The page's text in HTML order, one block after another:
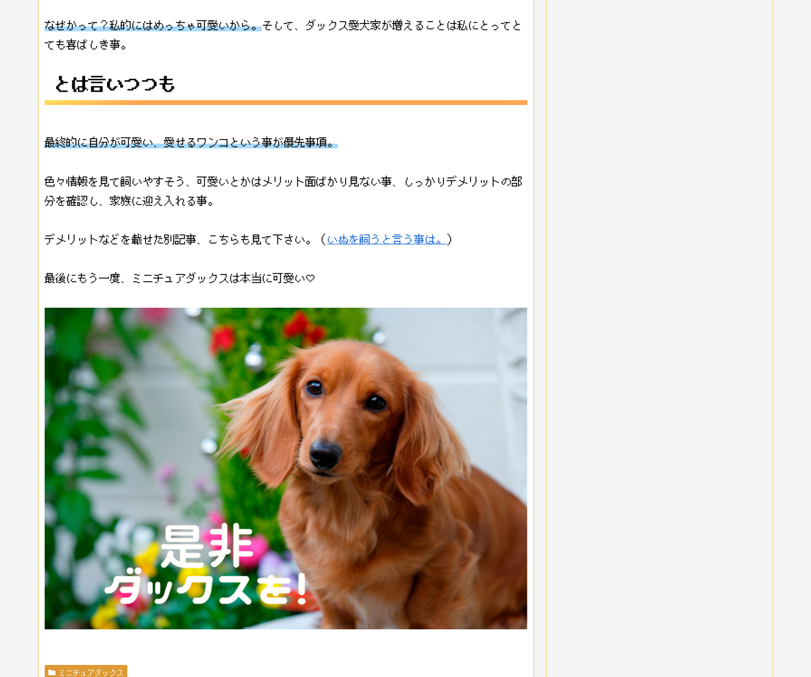
なぜかって？私的にはめっちゃ可愛いから。そして、ダックス愛犬家が増えることは私にとってと
ても喜ばしき事。
とは言いつつも
最終的に自分が可愛い、愛せるワンコという事が優先事項。
色々情報を見て飼いやすそう、可愛いとかはメリット面ばかり見ない事、しっかりデメリットの部
分を確認し、家族に迎え入れる事。
デメリットなどを載せた別記事、こちらも見て下さい。（ いぬを飼うと言う事は。 ）
最後にもう一度、ミニチュアダックスは本当に可愛い♡
ミニチュアダックス